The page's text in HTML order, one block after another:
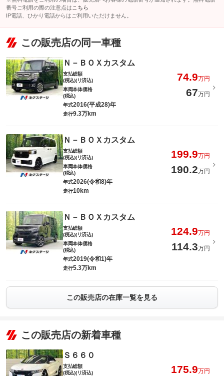
番号ご利用の際の注意点は こちら
IP電話、ひかり電話からはご利用いただけません。
この販売店の同一車種
Ｎ－ＢＯＸカスタム
支払総額
(税込)(リ済込)
74.9万円
車両本体価格
(税込)
67万円
年式2016(平成28)年
走行9.3万km
Ｎ－ＢＯＸカスタム
支払総額
(税込)(リ済込)
199.9万円
車両本体価格
(税込)
190.2万円
年式2026(令和8)年
走行10km
Ｎ－ＢＯＸカスタム
支払総額
(税込)(リ済込)
124.9万円
車両本体価格
(税込)
114.3万円
年式2019(令和1)年
走行5.3万km
この販売店の在庫一覧を見る
この販売店の新着車種
Ｓ６６０
支払総額
(税込)(リ済込)
175.9万円